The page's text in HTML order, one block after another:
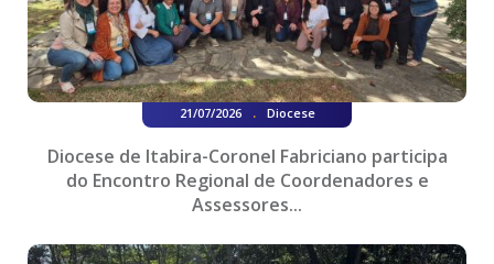
21/07/2026 . Diocese
Diocese de Itabira-Coronel Fabriciano participa
do Encontro Regional de Coordenadores e
Assessores...